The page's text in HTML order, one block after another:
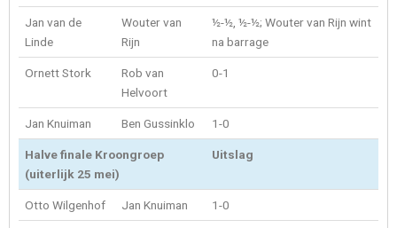
Jan van de
Linde
Wouter van
Rijn
½-½, ½-½; Wouter van Rijn wint
na barrage
Ornett Stork
Rob van
Helvoort
0-1
Jan Knuiman Ben Gussinklo 1-0
Halve finale Kroongroep
(uiterlijk 25 mei)
Uitslag
Otto Wilgenhof Jan Knuiman 1-0